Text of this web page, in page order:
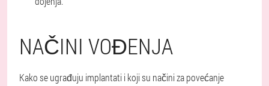
NAČINI VOĐENJA
Kako se ugrađuju implantati i koji su načini za povećanje